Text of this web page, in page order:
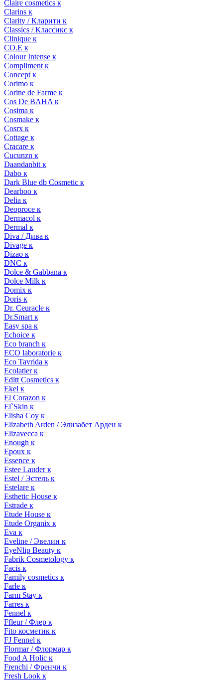
Claire cosmetics к
Clarins к
Clarity / Кларити к
Classics / Классикс к
Clinique к
CO.E к
Colour Intense к
Compliment к
Concept к
Corimo к
Corine de Farme к
Cos De BAHA к
Cosima к
Cosmake к
Cosrx к
Cottage к
Cracare к
Cucunzn к
Daandanbit к
Dabo к
Dark Blue db Cosmetic к
Dearboo к
Delia к
Deoproce к
Dermacol к
Dermal к
Diva / Дива к
Divage к
Dizao к
DNC к
Dolce & Gabbana к
Dolce Milk к
Domix к
Doris к
Dr. Ceuracle к
Dr.Smart к
Easy spa к
Echoice к
Eco branch к
ECO laboratorie к
Eco Tavrida к
Ecolatier к
Editt Cosmetics к
Ekel к
El Corazon к
El`Skin к
Elisha Coy к
Elizabeth Arden / Элизабет Арден к
Elizavecca к
Enough к
Epoux к
Essence к
Estee Lauder к
Estel / Эстель к
Estelare к
Esthetic House к
Estrade к
Etude House к
Etude Organix к
Eva к
Eveline / Эвелин к
EyeNlip Beauty к
Fabrik Cosmetology к
Facis к
Family cosmetics к
Farle к
Farm Stay к
Farres к
Fennel к
Ffleur / Флер к
Fito косметик к
FJ Fennel к
Flormar / Флормар к
Food A Holic к
Frenchi / Френчи к
Fresh Look к